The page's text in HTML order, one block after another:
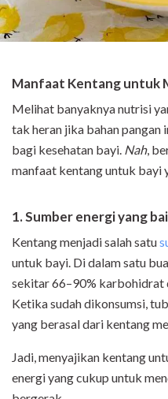
Manfaat Kentang untuk
Melihat banyaknya nutrisi
tak heran jika bahan
bagi kesehatan bayi. Nah,
manfaat kentang untuk bayi
1. Sumber energi yang
Kentang menjadi salah satu
untuk bayi. Di dalam satu
sekitar 66–90% karbohidrat
Ketika sudah dikonsumsi,
yang berasal dari kentang
Jadi, menyajikan kentang
energi yang cukup untuk